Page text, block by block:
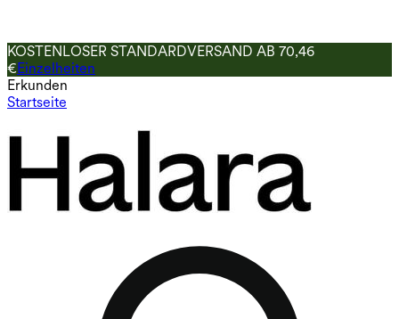
KOSTENLOSER STANDARDVERSAND AB 70,46
€Einzelheiten
Erkunden
Startseite